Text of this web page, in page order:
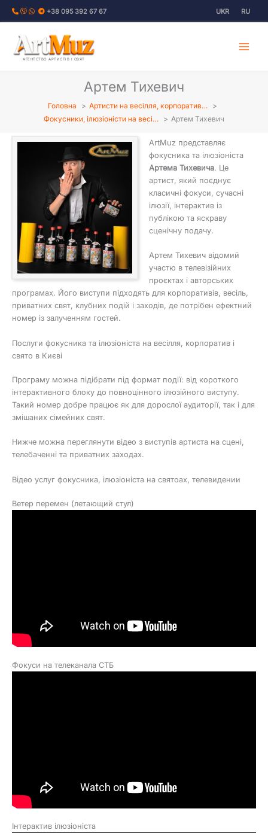
Перейти
+38 095 392 67 67 UKR RU
АГЕНТСТВО АРТИСТІВ І СВЯТ
Артем Тихевич
Головна
Артисти на весілля, корпоратив…
Фокусники, ілюзіоністи на весі…
Артем Тихевич
ArtMuz представляє
фокусника та ілюзіоніста
Артема Тихевича. Це
артист, який поєднує
класичні фокуси, сучасні
ілюзії, інтерактив із
публікою та яскраву
сценічну подачу.
Артем Тихевич відомий
участю в телевізійних
проєктах і авторських
програмах. Його виступи підходять для корпоративів, весіль,
приватних свят, клубних подій і заходів, де потрібен ефектний
номер із залученням гостей.
Послуги фокусника та ілюзіоніста на весілля, корпоратив і
свято в Києві
Програму можна підібрати під формат події: від короткого
інтерактивного блоку до повноцінного ілюзійного виступу.
Такий номер добре працює як для дорослої аудиторії, так і для
змішаних сімейних свят.
Нижче можна переглянути відео з виступів артиста на сцені,
телебаченні та приватних заходах.
Відео услуг фокусника, ілюзіоніста на святоах, телевидении
Ветер перемен (летающий стул)
Фокуси на телеканала СТБ
Інтерактив ілюзіоніста